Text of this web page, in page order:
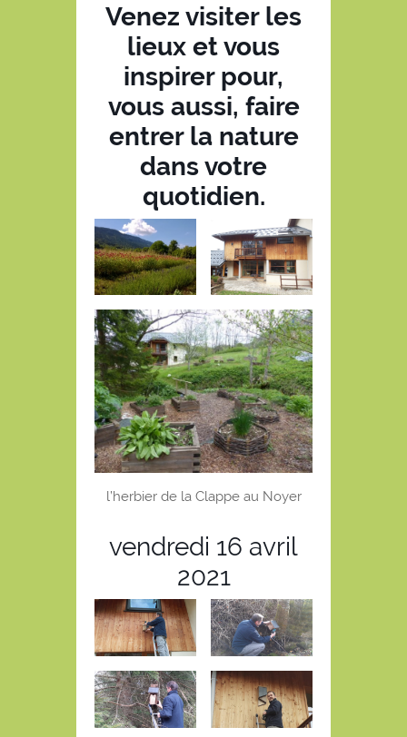
Venez visiter les
lieux et vous
inspirer pour,
vous aussi, faire
entrer la nature
dans votre
quotidien.
l’herbier de la Clappe au Noyer
vendredi 16 avril
2021